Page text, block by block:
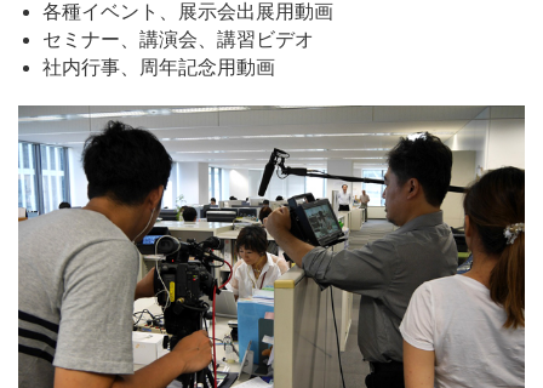
各種イベント、展示会出展用動画
セミナー、講演会、講習ビデオ
社内行事、周年記念用動画